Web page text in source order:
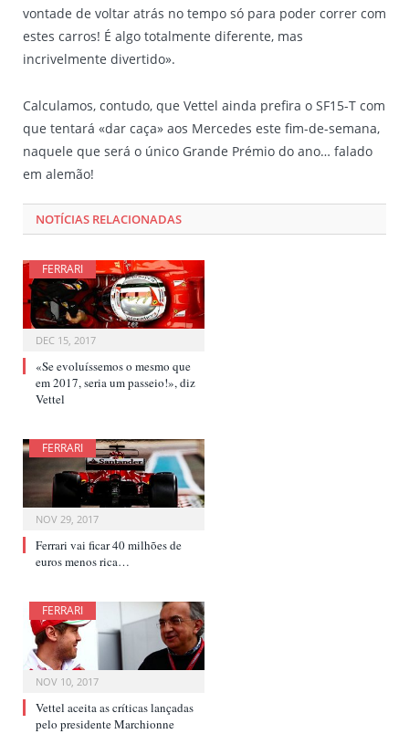
vontade de voltar atrás no tempo só para poder correr com
estes carros! É algo totalmente diferente, mas
incrivelmente divertido».
Calculamos, contudo, que Vettel ainda prefira o SF15-T com
que tentará «dar caça» aos Mercedes este fim-de-semana,
naquele que será o único Grande Prémio do ano… falado
em alemão!
NOTÍCIAS RELACIONADAS
FERRARI
DEC 15, 2017
«Se evoluíssemos o mesmo que
em 2017, seria um passeio!», diz
Vettel
FERRARI
NOV 29, 2017
Ferrari vai ficar 40 milhões de
euros menos rica…
FERRARI
NOV 10, 2017
Vettel aceita as críticas lançadas
pelo presidente Marchionne